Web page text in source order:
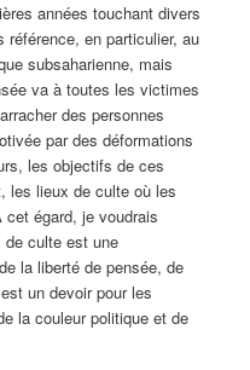
années touchant divers
en particulier, au
subsaharienne, mais
va à toutes les victimes
des personnes
par des déformations
les objectifs de ces
les lieux de culte où les
égard, je voudrais
de culte est une
la liberté de pensée, de
un devoir pour les
la couleur politique et de